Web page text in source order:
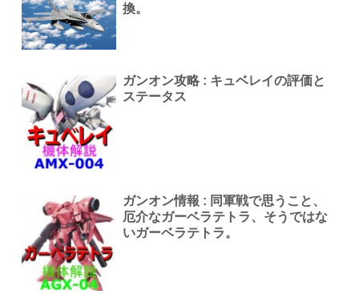
換。
ガンオン攻略 : キュベレイの評価と
ステータス
ガンオン情報 : 同軍戦で思うこと、
厄介なガーベラテトラ、そうではな
いガーベラテトラ。